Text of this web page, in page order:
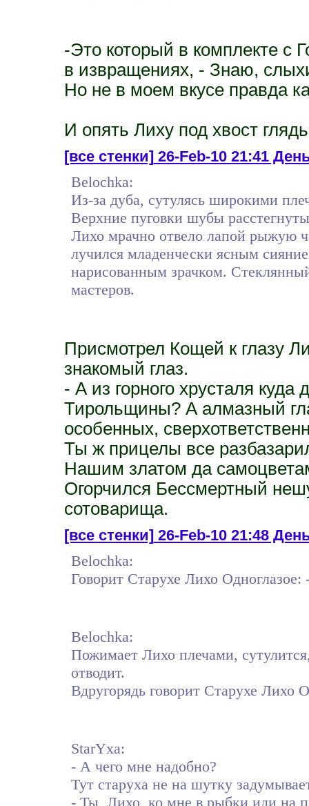
-Это который в комплекте с
в извращениях, - Знаю,
Но не в моем вкусе правда
И опять Лиху под хвост
[все стенки]26-Feb-10 21:41
Belochka:
Из-за дуба, сутулясь широкими
Верхние пуговки шубы
Лихо мрачно отвело лапой рыжую
лучился младенчески ясным
нарисованным зрачком.
мастеров.
Присмотрел Кощей к глазу
знакомый глаз.
- А из горного хрусталя
Тирольщины? А алмазный
особенных,
Ты ж прицелы все
Нашим златом да
Огорчился Бессмертный
сотоварища.
[все стенки]26-Feb-10 21:48
Belochka:
Говорит Старухе Лихо Одноглазое:
Belochka:
Пожимает Лихо плечами,
отводит.
Вдругорядь говорит Старухе Лихо
StarYxa:
- А чего мне надобно?
Тут старуха не на шутку
- Ты, Лихо, ко мне в рыбки иди на